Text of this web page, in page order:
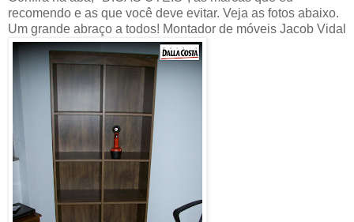
recomendo e as que você deve evitar. Veja as fotos abaixo.
Um grande abraço a todos! Montador de móveis Jacob Vidal